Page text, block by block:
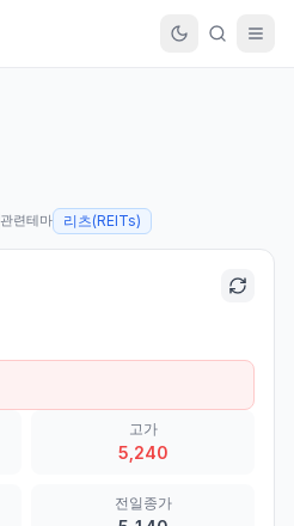
관련테마 리츠(REITs)
고가
5,240
전일종가